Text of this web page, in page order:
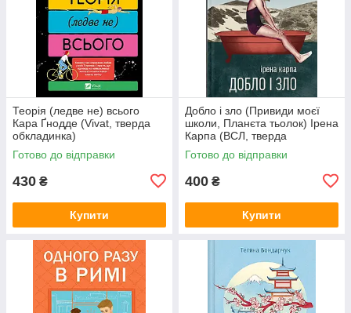
Теорія (ледве не) всього
Кара Ґнодде (Vivat, тверда
обкладинка)
Готово до відправки
430 ₴
Купити
Добло і зло (Привиди моєї
школи, Планєта тьолок) Ірена
Карпа (ВСЛ, тверда
обкладинка, збірка)
Готово до відправки
400 ₴
Купити